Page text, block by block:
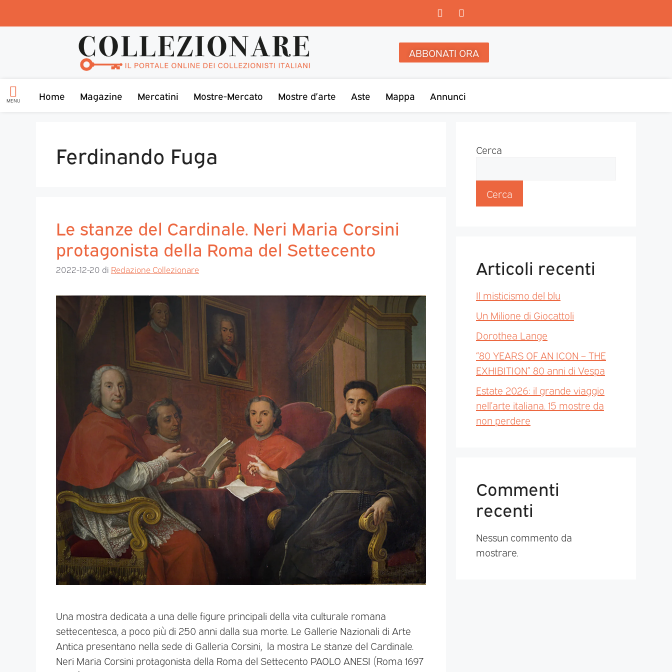
ABBONATI ORA
MENU Home Magazine Mercatini Mostre-Mercato Mostre d’arte Aste Mappa Annunci
Ferdinando Fuga
Le stanze del Cardinale. Neri Maria Corsini
protagonista della Roma del Settecento
2022-12-20 di Redazione Collezionare
Una mostra dedicata a una delle figure principali della vita culturale romana
settecentesca, a poco più di 250 anni dalla sua morte. Le Gallerie Nazionali di Arte
Antica presentano nella sede di Galleria Corsini, la mostra Le stanze del Cardinale.
Neri Maria Corsini protagonista della Roma del Settecento PAOLO ANESI (Roma 1697
Cerca
Cerca
Articoli recenti
Il misticismo del blu
Un Milione di Giocattoli
Dorothea Lange
“80 YEARS OF AN ICON – THE
EXHIBITION” 80 anni di Vespa
Estate 2026: il grande viaggio
nell’arte italiana. 15 mostre da
non perdere
Commenti
recenti
Nessun commento da
mostrare.